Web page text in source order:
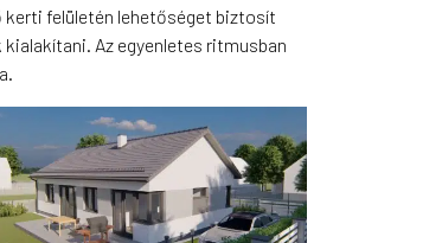
kerti felületén lehetőséget biztosít
Az egyenletes ritmusban